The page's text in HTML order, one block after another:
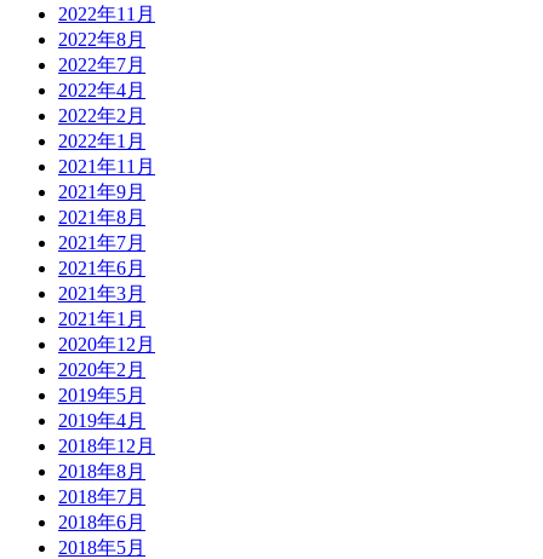
2022年11月
2022年8月
2022年7月
2022年4月
2022年2月
2022年1月
2021年11月
2021年9月
2021年8月
2021年7月
2021年6月
2021年3月
2021年1月
2020年12月
2020年2月
2019年5月
2019年4月
2018年12月
2018年8月
2018年7月
2018年6月
2018年5月